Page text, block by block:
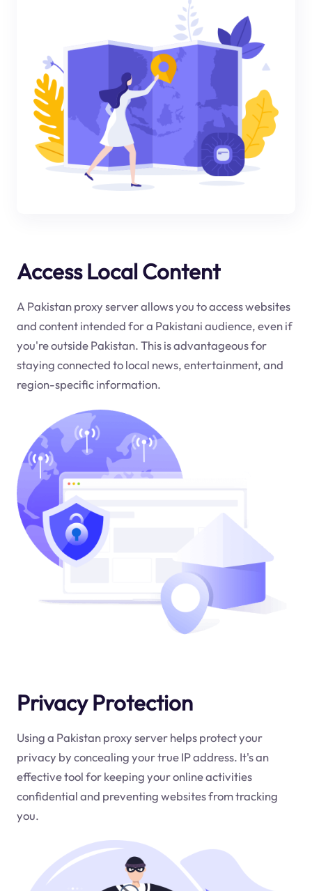
Access Local Content
A Pakistan proxy server allows you to access websites
and content intended for a Pakistani audience, even if
you're outside Pakistan. This is advantageous for
staying connected to local news, entertainment, and
region-specific information.
Privacy Protection
Using a Pakistan proxy server helps protect your
privacy by concealing your true IP address. It's an
effective tool for keeping your online activities
confidential and preventing websites from tracking
you.